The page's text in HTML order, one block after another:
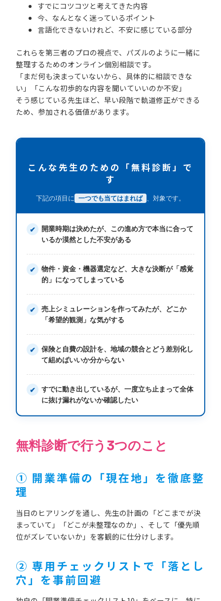
すでにコツコツと考えてきた内容
今、なんとなく迷っているポイント
言語化できないけれど、不安に感じている部分
これらを第三者のプロの視点で、パズルのように一緒に
整理するためのオンライン個別相談です。
「まだ何も決まっていないから、具体的に相談できな
い」「こんな初歩的な内容を聞いていいのか不安」
そう感じている先生ほど、早い段階で軌道修正ができる
ため、参加される価値があります。
こんな先生のための「無料診断」で
す
下記の項目に 一つでも当てはまれば 、対象です。
開業時期は決めたが、この進め方で本当に合って
いるか漠然とした不安がある
物件・資金・機器選定など、大きな決断が「感覚
的」になってしまっている
売上シミュレーションを作ってみたが、どこか
「希望的観測」な気がする
保険と自費の設計を、地域の競合とどう差別化し
て組めばいいか分からない
すでに動き出しているが、一度立ち止まって全体
に抜け漏れがないか確認したい
無料診断で行う3つのこと
① 開業準備の「現在地」を徹底整
理
当日のヒアリングを通し、先生の計画の「どこまでが決
まっていて」「どこが未整理なのか」、そして「優先順
位がズレていないか」を客観的に仕分けします。
② 専用チェックリストで「落とし
穴」を事前回避